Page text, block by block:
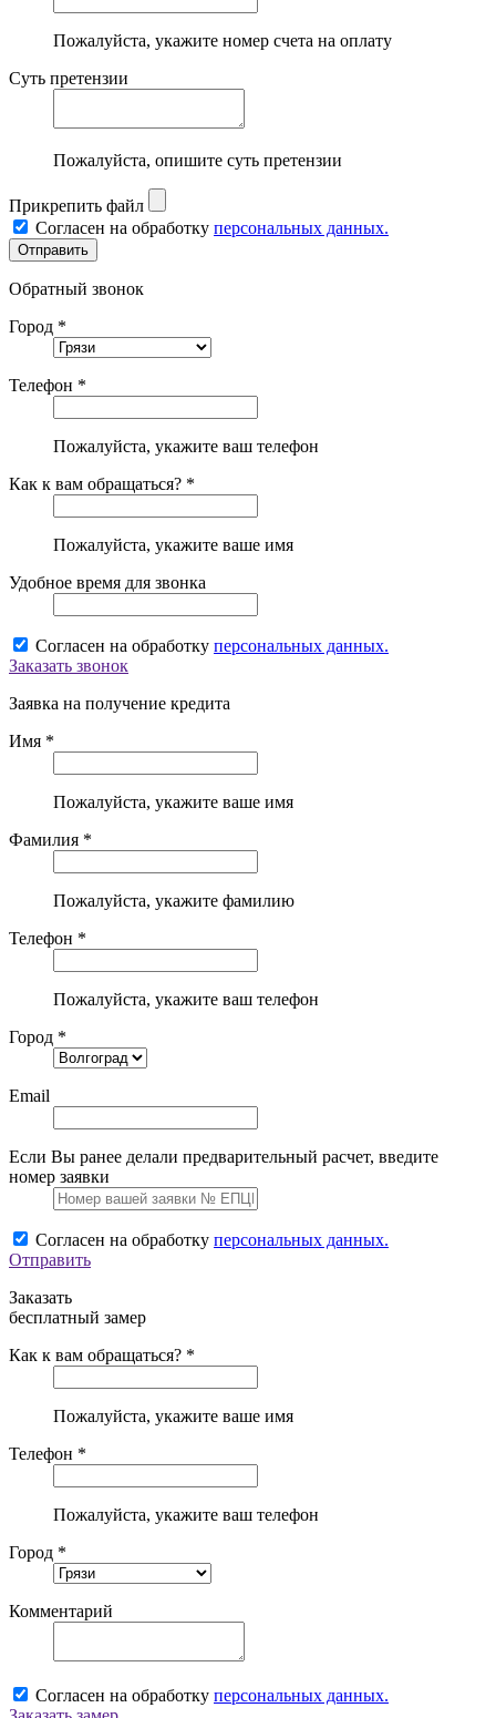
Пожалуйста, укажите номер счета на оплату
Суть претензии
Пожалуйста, опишите суть претензии
Прикрепить файл
Согласен на обработку персональных данных.
Обратный звонок
Город *
Телефон *
Пожалуйста, укажите ваш телефон
Как к вам обращаться? *
Пожалуйста, укажите ваше имя
Удобное время для звонка
Согласен на обработку персональных данных.
Заказать звонок
Заявка на получение кредита
Имя *
Пожалуйста, укажите ваше имя
Фамилия *
Пожалуйста, укажите фамилию
Телефон *
Пожалуйста, укажите ваш телефон
Город *
Email
Если Вы ранее делали предварительный расчет, введите
номер заявки
Согласен на обработку персональных данных.
Отправить
Заказать
бесплатный замер
Как к вам обращаться? *
Пожалуйста, укажите ваше имя
Телефон *
Пожалуйста, укажите ваш телефон
Город *
Комментарий
Согласен на обработку персональных данных.